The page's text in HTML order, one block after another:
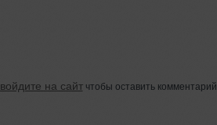
войдите на сайтчтобы оставить комментарий